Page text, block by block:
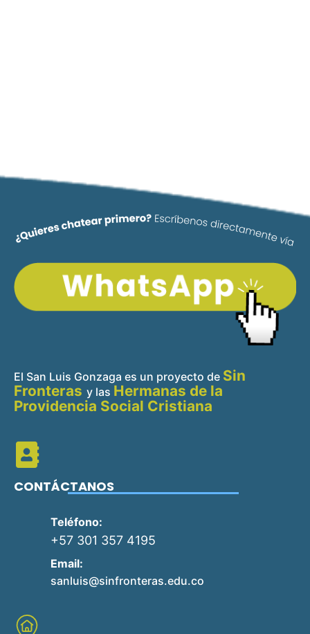
El San Luis Gonzaga es un proyecto de Sin
Fronteras y las Hermanas de la
Providencia Social Cristiana
CONTÁCTANOS
Teléfono:
+57 301 357 4195
Email:
sanluis@sinfronteras.edu.co